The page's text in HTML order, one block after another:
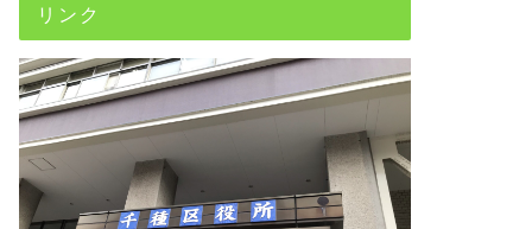
リンク